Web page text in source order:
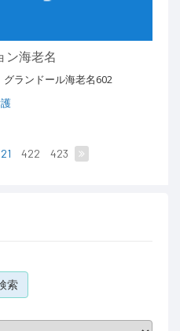
ン海老名
ランドール海老名602
422 423
索